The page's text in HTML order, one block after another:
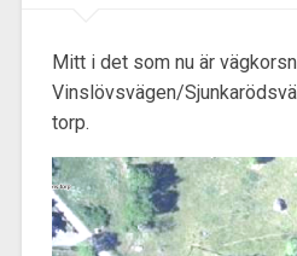
Mitt i det som nu är
Vinslövsvägen/
torp.